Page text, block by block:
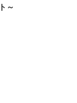
～